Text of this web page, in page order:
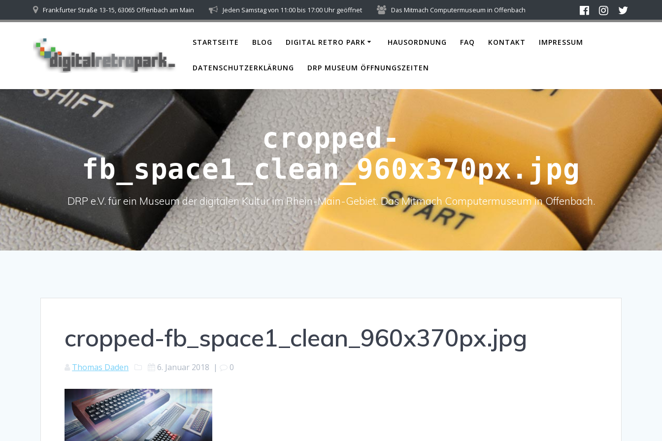
to
Frankfurter Straße 13-15, 63065 Offenbach am Main Jeden Samstag von 11:00 bis 17:00 Uhr geöffnet Das Mitmach Computermuseum in Offenbach
STARTSEITE BLOG DIGITAL RETRO PARK HAUSORDNUNG FAQ KONTAKT IMPRESSUM
DATENSCHUTZERKLÄRUNG DRP MUSEUM ÖFFNUNGSZEITEN
cropped-
fb_space1_clean_960x370px.jpg
DRP e.V. für ein Museum der digitalen Kultur im Rhein-Main-Gebiet. Das Mitmach Computermuseum in Offenbach.
cropped-fb_space1_clean_960x370px.jpg
Thomas Daden 6. Januar 2018 | 0